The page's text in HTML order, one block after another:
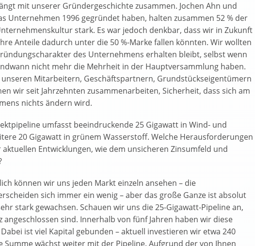
mit unserer Gründergeschichte zusammen. Jochen Ahn und
Unternehmen 1996 gegründet haben, halten zusammen 52 % der
stark. Es war jedoch denkbar, dass wir in Zukunft
Anteile dadurch unter die 50 %-Marke fallen könnten. Wir wollten
des Unternehmens erhalten bleibt, selbst wenn
nicht mehr die Mehrheit in der Hauptversammlung haben.
Mitarbeitern, Geschäftspartnern, Grundstückseigentümern
wir seit Jahrzehnten zusammenarbeiten, Sicherheit, dass sich am
nichts ändern wird.
umfasst beeindruckende 25 Gigawatt in Wind- und
20 Gigawatt in grünem Wasserstoff. Welche Herausforderungen
aktuellen Entwicklungen, wie dem unsicheren Zinsumfeld und
können wir uns jeden Markt einzeln ansehen – die
sich immer ein wenig – aber das große Ganze ist absolut
stark gewachsen. Schauen wir uns die 25-Gigawatt-Pipeline an,
angeschlossen sind. Innerhalb von fünf Jahren haben wir diese
ist viel Kapital gebunden – aktuell investieren wir etwa 240
Summe wächst weiter mit der Pipeline. Aufgrund der von Ihnen